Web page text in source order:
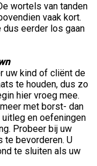
wortels van tanden
vaak kort.
eerder los gaan
uw kind of cliënt de
te houden, dus zo
hier vroeg mee.
met borst- dan
en oefeningen
Probeer bij uw
te bevorderen. U
te sluiten als uw